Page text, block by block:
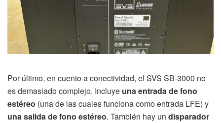
Por último, en cuento a conectividad, el SVS SB-3000 no
es demasiado complejo. Incluye una entrada de fono
estéreo (una de las cuales funciona como entrada LFE) y
una salida de fono estéreo. También hay un disparador